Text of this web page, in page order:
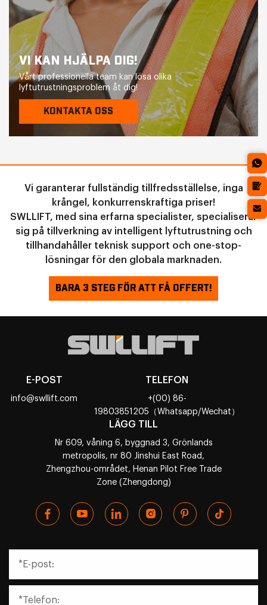
VI KAN HJÄLPA DIG!
Vårt professionella team kan lösa olika
lyftutrustningsproblem åt dig!
KONTAKTA OSS
Vi garanterar fullständig tillfredsställelse, inga
krångel, konkurrenskraftiga priser!
SWLLIFT, med sina erfarna specialister, specialiserar
sig på tillverkning av intelligent lyftutrustning och
tillhandahåller teknisk support och one-stop-
lösningar för den globala marknaden.
BARA 3 STEG FÖR ATT FÅ OFFERT!
E-POST
info@swllift.com
TELEFON
+(00) 86-
19803851205（Whatsapp/Wechat）
LÄGG TILL
Nr 609, våning 6, byggnad 3, Grönlands
metropolis, nr 80 Jinshui East Road,
Zhengzhou-området, Henan Pilot Free Trade
Zone (Zhengdong)